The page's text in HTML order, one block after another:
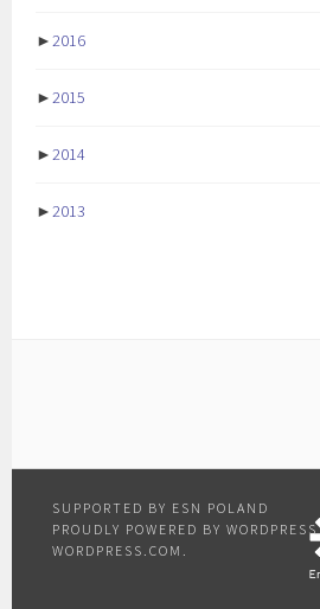
►2016
►2015
►2014
►2013
PROUDLY POWERED BY WORDPRESS
WORDPRESS.COM